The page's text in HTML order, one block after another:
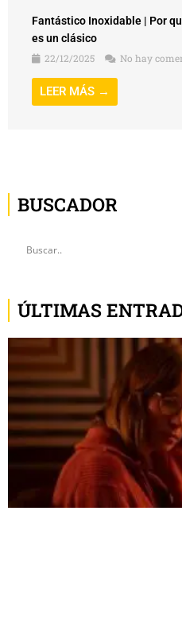
Fantástico Inoxidable | Por
es un clásico
22/12/2025
No hay
LEER MÁS →
BUSCADOR
ÚLTIMAS